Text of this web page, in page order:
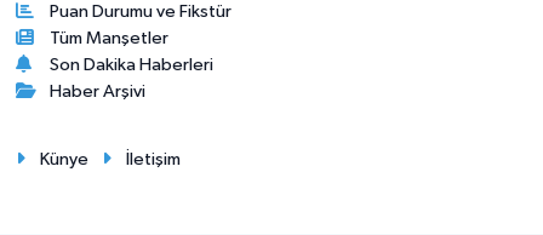
Puan Durumu ve Fikstür
Tüm Manşetler
Son Dakika Haberleri
Haber Arşivi
Künye İletişim